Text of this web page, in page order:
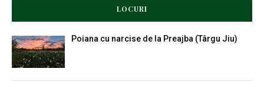
LOCURI
Poiana cu narcise de la Preajba (Târgu Jiu)